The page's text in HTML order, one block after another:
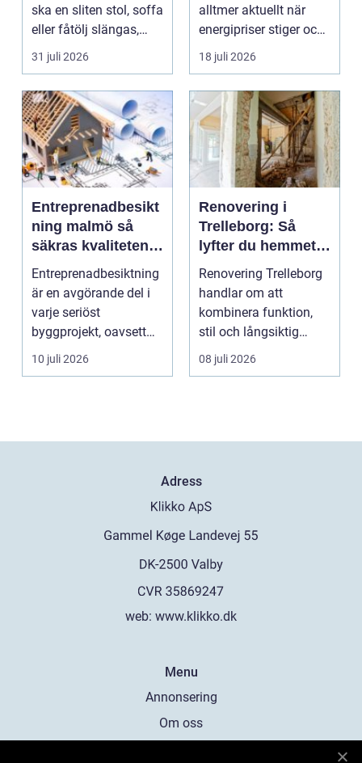
ska en sliten stol, soffa
eller fåtölj slängas,
säljas billi...
31 juli 2026
alltmer aktuellt när
energipriser stiger och
fler vill sän...
18 juli 2026
Entreprenadbesikt
ning malmö så
säkras kvaliteten i
byggprojekt
Entreprenadbesiktning
är en avgörande del i
varje seriöst
byggprojekt, oavsett
om det handlar om en
10 juli 2026
Renovering i
Trelleborg: Så
lyfter du hemmet
på ett smart sätt
Renovering Trelleborg
handlar om att
kombinera funktion,
stil och långsiktig
ekonomi i samma p...
08 juli 2026
Adress
web: www.klikko.dk
Menu
Annonsering
Om oss